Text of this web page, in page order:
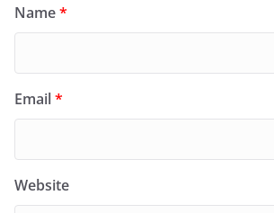
Name*
Email*
Website